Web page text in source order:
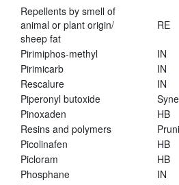
Repellents by smell of
animal or plant origin/
sheep fat
RE
Pirimiphos-methyl IN
Pirimicarb
IN
Rescalure
IN
Piperonyl butoxide
Pinoxaden
HB
Resins and polymers
Picolinafen
HB
Picloram
HB
Phosphane
IN